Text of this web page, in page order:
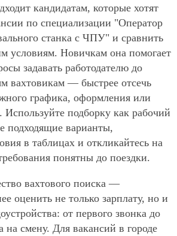
кандидатам, которые хотят
по специализации "Оператор
станка с ЧПУ" и сравнить
условиям. Новичкам она помогает
задавать работодателю до
вахтовикам — быстрее отсечь
графика, оформления или
подборку как рабочий
подходящие варианты,
в таблицах и откликайтесь на
понятны до поездки.
вахтового поиска —
оценить не только зарплату, но и
от первого звонка до
на смену. Для вакансий в городе